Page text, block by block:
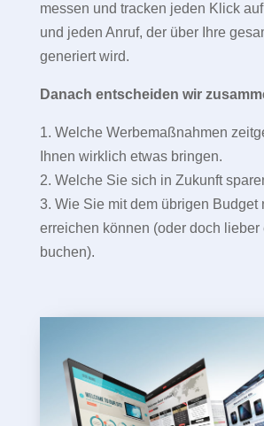
messen und tracken jeden Klick
und jeden Anruf, der über Ihre
generiert wird.
Danach entscheiden wir
1. Welche Werbemaßnahmen
Ihnen wirklich etwas bringen.
2. Welche Sie sich in Zukunft
3. Wie Sie mit dem übrigen Budget
erreichen können (oder doch
buchen).